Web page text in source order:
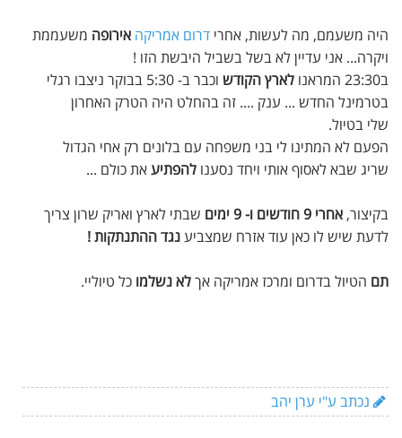
היה משעמם, מה לעשות, אחרי דרום אמריקה אירופה משעממת
ויקרה... אני עדיין לא בשל בשביל היבשת הזו !
ב23:30 המראנו
לארץ הקודש
וכבר ב- 5:30 בבוקר ניצבו רגלי
בטרמינל החדש ... ענק .... זה בהחלט היה הטרק האחרון
שלי בטיול.
הפעם לא המתינו לי בני משפחה עם בלונים רק אחי הגדול
שריג שבא לאסוף אותי ויחד נסענו להפתיעאת כולם ...
בקיצור, אחרי 9 חודשים ו- 9 ימים
שבתי לארץ ואריק שרון צריך
לדעת שיש לו כאן עוד אזרח שמצביענגד ההתנתקות !
תם הטיול בדרום ומרכז אמריקה אךלא נשלמו כל טיוליי.
נכתב ע"י ערן יהב